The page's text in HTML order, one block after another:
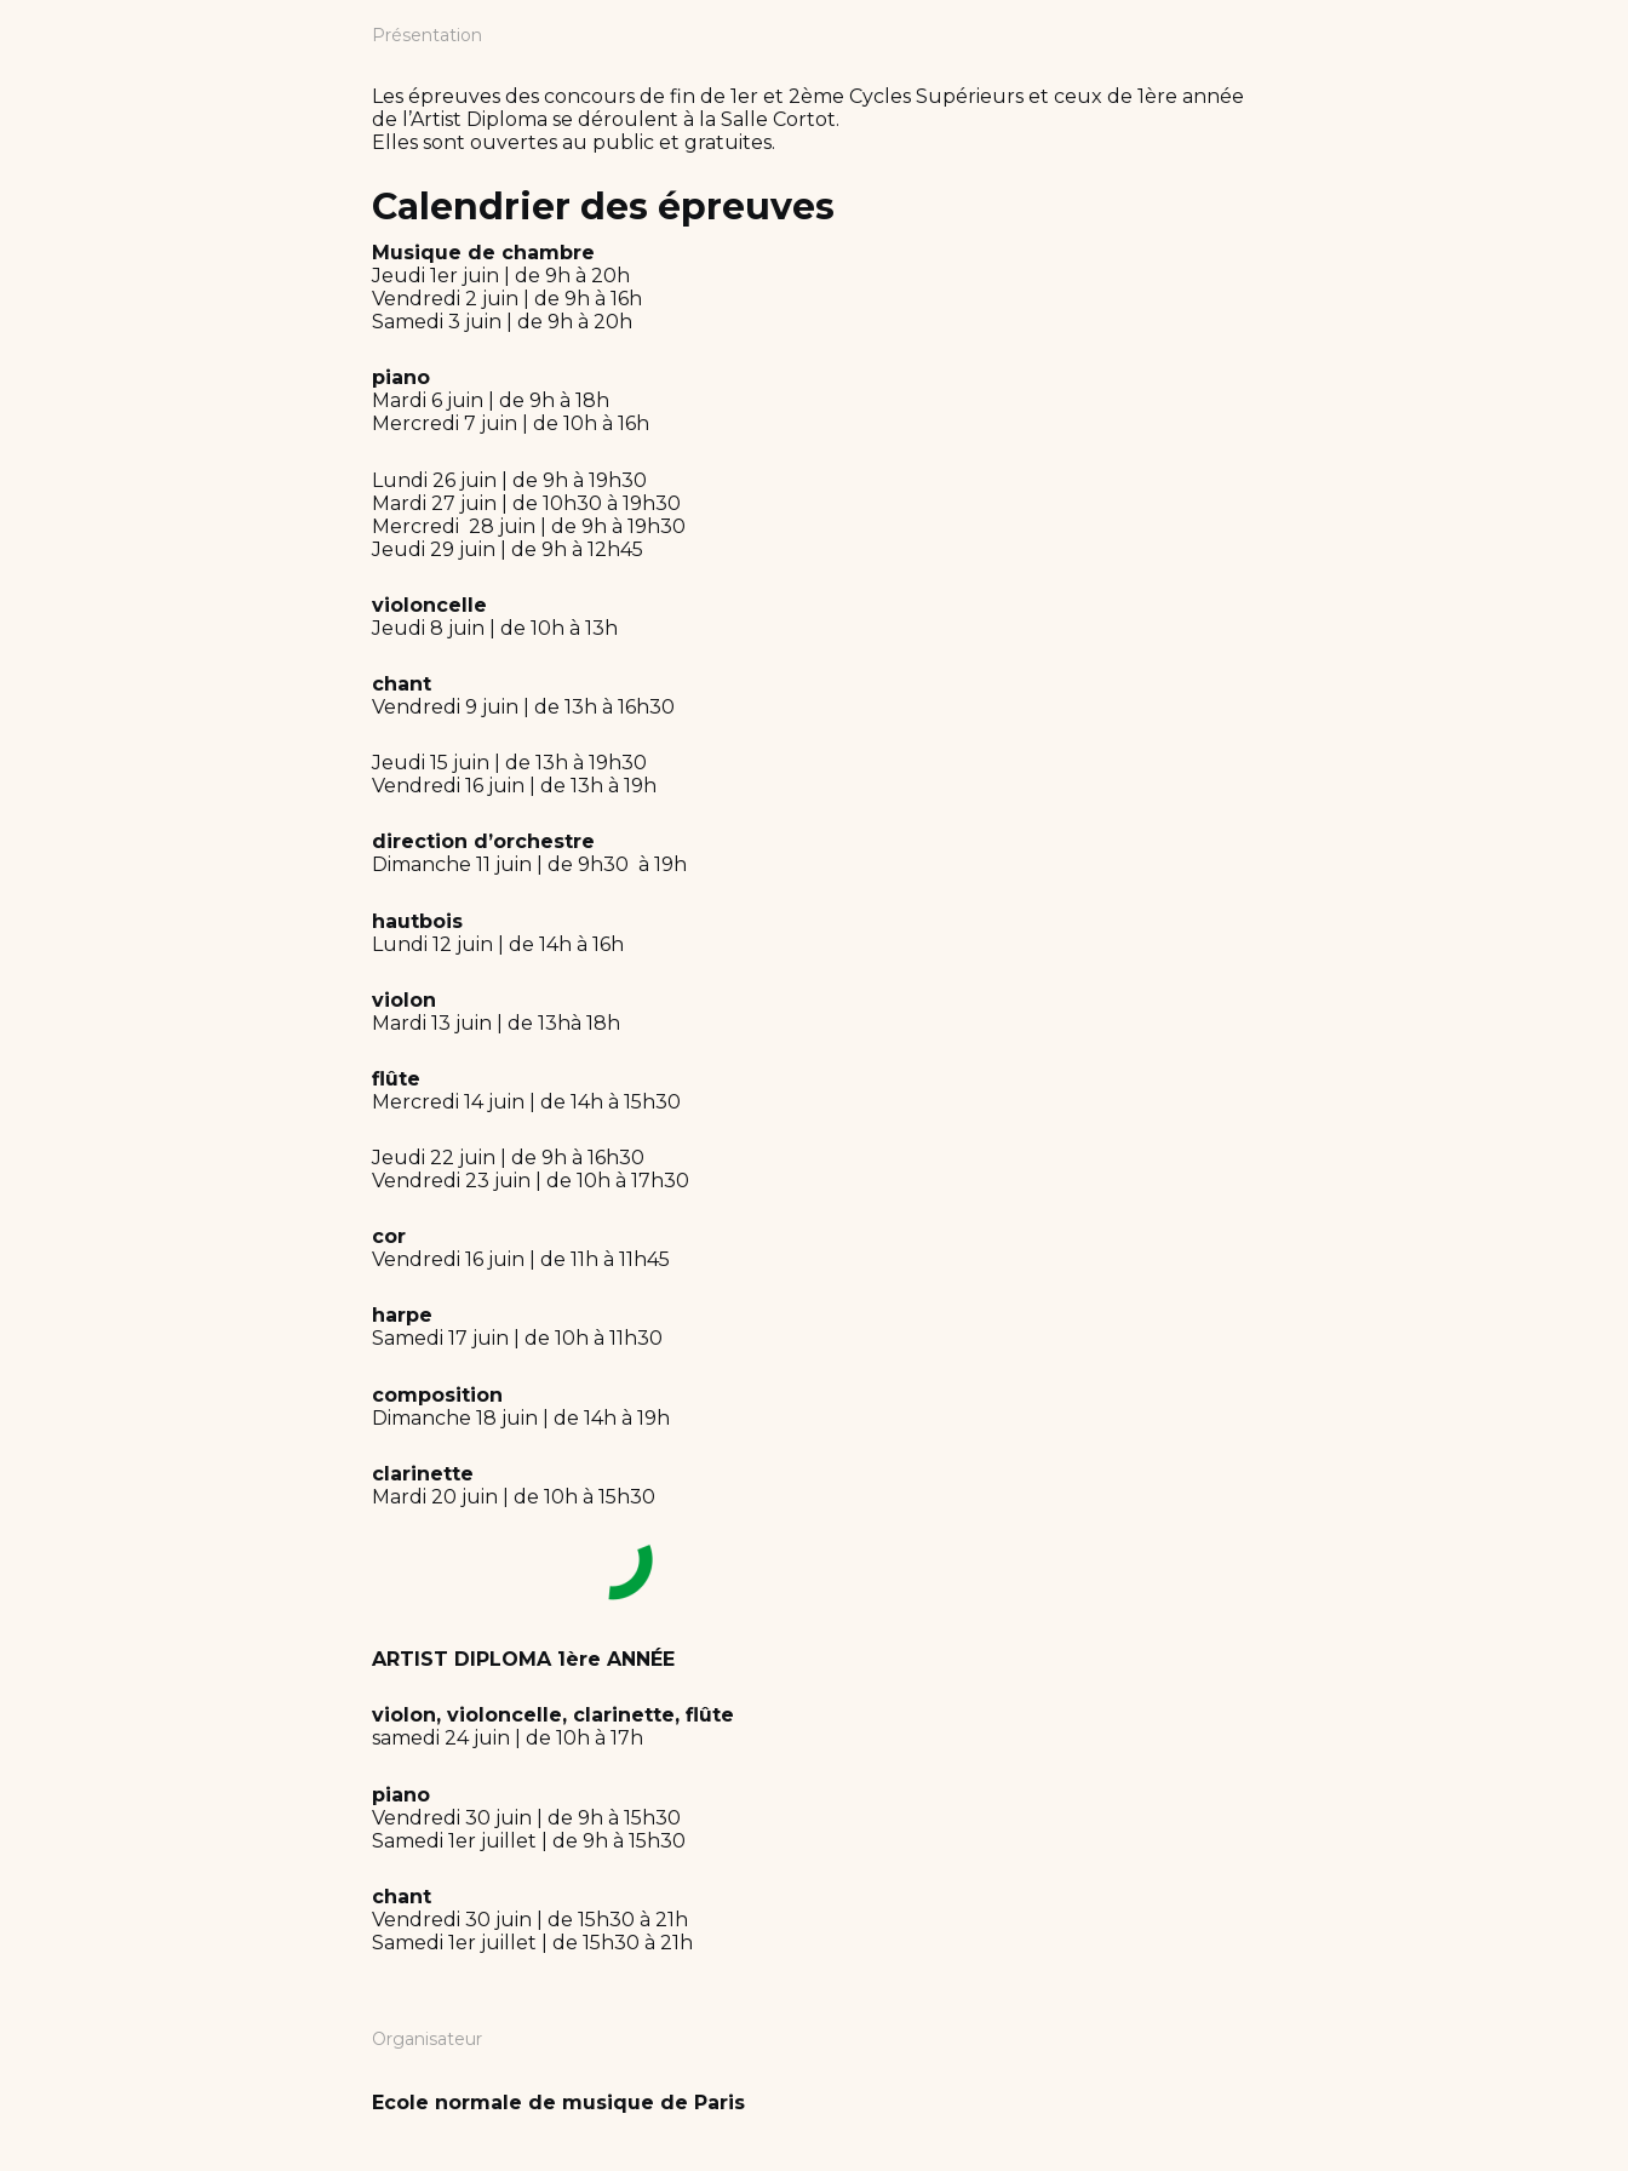
Présentation
Les épreuves des concours de fin de 1er et 2ème Cycles Supérieurs et ceux de 1ère année
de l’Artist Diploma se déroulent à la Salle Cortot.
Elles sont ouvertes au public et gratuites.
Calendrier des épreuves
Musique de chambre
Jeudi 1er juin | de 9h à 20h
Vendredi 2 juin | de 9h à 16h
Samedi 3 juin | de 9h à 20h
piano
Mardi 6 juin | de 9h à 18h
Mercredi 7 juin | de 10h à 16h
Lundi 26 juin | de 9h à 19h30
Mardi 27 juin | de 10h30 à 19h30
Mercredi 28 juin | de 9h à 19h30
Jeudi 29 juin | de 9h à 12h45
violoncelle
Jeudi 8 juin | de 10h à 13h
chant
Vendredi 9 juin | de 13h à 16h30
Jeudi 15 juin | de 13h à 19h30
Vendredi 16 juin | de 13h à 19h
direction d’orchestre
Dimanche 11 juin | de 9h30 à 19h
hautbois
Lundi 12 juin | de 14h à 16h
violon
Mardi 13 juin | de 13hà 18h
flûte
Mercredi 14 juin | de 14h à 15h30
Jeudi 22 juin | de 9h à 16h30
Vendredi 23 juin | de 10h à 17h30
cor
Vendredi 16 juin | de 11h à 11h45
harpe
Samedi 17 juin | de 10h à 11h30
composition
Dimanche 18 juin | de 14h à 19h
clarinette
Mardi 20 juin | de 10h à 15h30
ARTIST DIPLOMA 1ère ANNÉE
violon, violoncelle, clarinette, flûte
samedi 24 juin | de 10h à 17h
piano
Vendredi 30 juin | de 9h à 15h30
Samedi 1er juillet | de 9h à 15h30
chant
Vendredi 30 juin | de 15h30 à 21h
Samedi 1er juillet | de 15h30 à 21h
Organisateur
Ecole normale de musique de Paris